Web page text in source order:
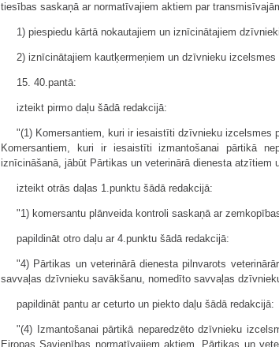
tiesības saskaņā ar normatīvajiem aktiem par
1) piespiedu kārtā nokautajiem un iznīcinātajiem
2) iznīcinātajiem kautķermeņiem un dzīvnieku izcelsmes
15. 40.pantā:
izteikt pirmo daļu šādā redakcijā:
"(1) Komersantiem, kuri ir iesaistīti dzīvnieku izcelsmes
Komersantiem, kuri ir iesaistīti izmantošanai pārtikā
iznīcināšanā, jābūt Pārtikas un veterinārā dienesta atzītiem
izteikt otrās daļas 1.punktu šādā redakcijā:
"1) komersantu plānveida kontroli saskaņā ar
papildināt otro daļu ar 4.punktu šādā redakcijā:
"4) Pārtikas un veterinārā dienesta pilnvarots
savvaļas dzīvnieku savākšanu, nomedīto savvaļas
papildināt pantu ar ceturto un piekto daļu šādā redakcijā:
"(4) Izmantošanai pārtikā neparedzēto dzīvnieku
Eiropas Savienības normatīvajiem aktiem. Pārtikas un